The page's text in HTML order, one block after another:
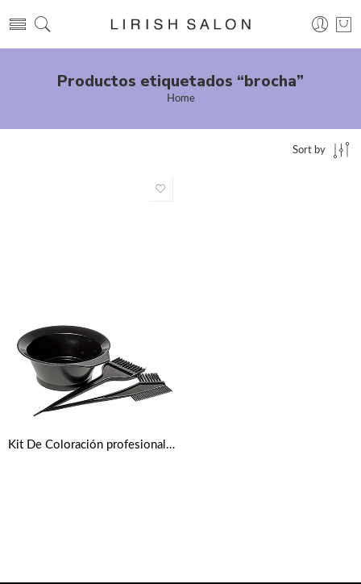
Productos etiquetados “brocha”
Home
Sort by
Kit De Coloración profesional – Bol Y Brochas Para Teñir